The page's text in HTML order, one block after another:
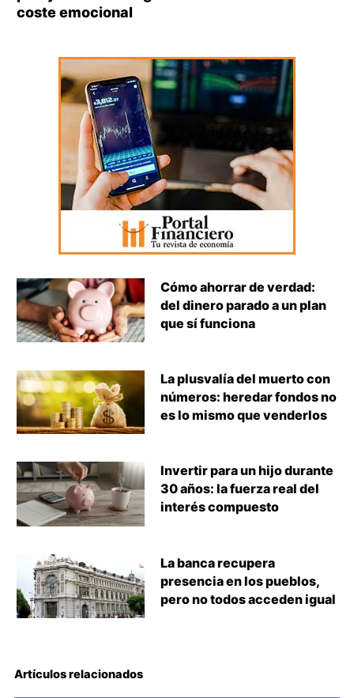
coste emocional
Cómo ahorrar de verdad:
del dinero parado a un plan
que sí funciona
La plusvalía del muerto con
números: heredar fondos no
es lo mismo que venderlos
Invertir para un hijo durante
30 años: la fuerza real del
interés compuesto
La banca recupera
presencia en los pueblos,
pero no todos acceden igual
Artículos relacionados